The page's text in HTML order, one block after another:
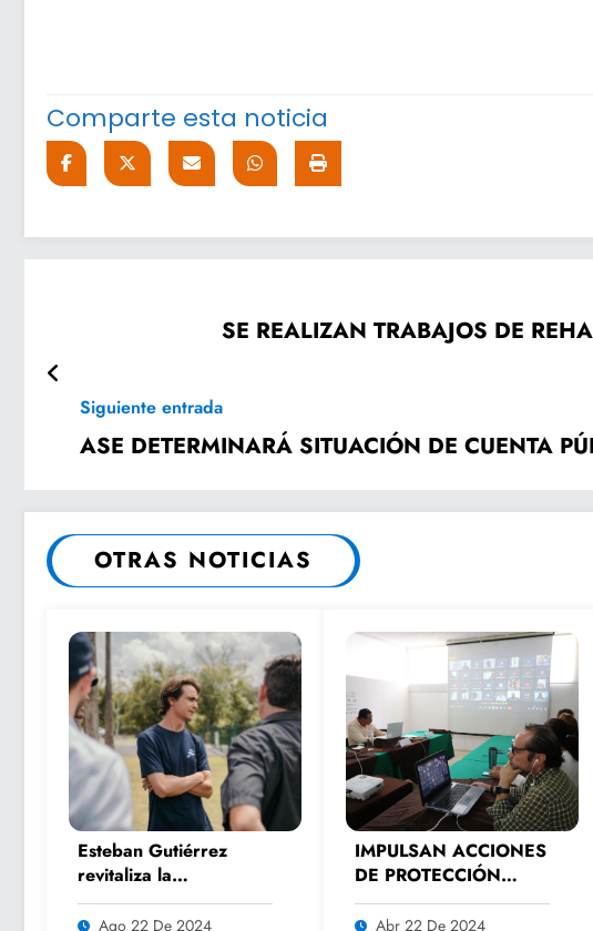
Comparte esta noticia
SE REALIZAN TRABAJOS DE
Siguiente entrada
ASE DETERMINARÁ SITUACIÓN DE CUENTA
OTRAS NOTICIAS
Esteban Gutiérrez
revitaliza la
experiencia de los
fanáticos del
Ago 22 De 2024
IMPULSAN ACCIONES
DE PROTECCIÓN
MEDIOAMBIENTAL
Abr 22 De 2024